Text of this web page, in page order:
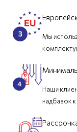
Мы
Наши
надбавок